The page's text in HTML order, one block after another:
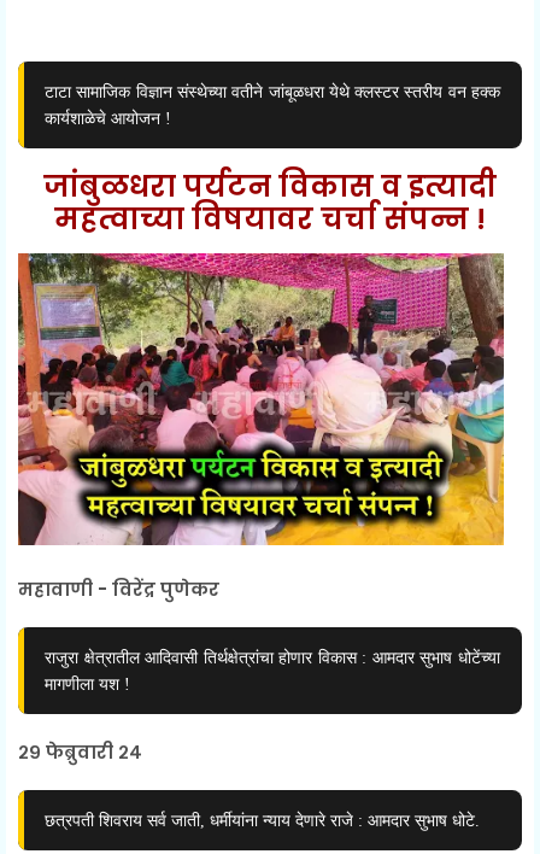
टाटा सामाजिक विज्ञान संस्थेच्या वतीने जांबूळधरा येथे क्लस्टर स्तरीय वन हक्क
कार्यशाळेचे आयोजन !
जांबुळधरा पर्यटन विकास व इत्यादी
महत्वाच्या विषयावर चर्चा संपन्न !
महावाणी - विरेंद्र पुणेकर
राजुरा क्षेत्रातील आदिवासी तिर्थक्षेत्रांचा होणार विकास : आमदार सुभाष धोटेंच्या
मागणीला यश !
२९ फेब्रुवारी २४
छत्रपती शिवराय सर्व जाती, धर्मीयांना न्याय देणारे राजे : आमदार सुभाष धोटे.